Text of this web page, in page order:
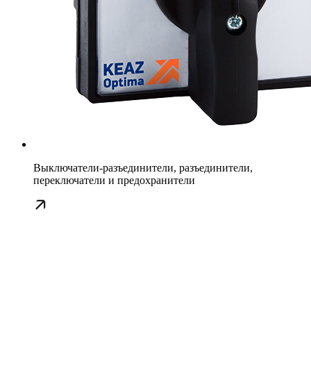
Выключатели-разъединители, разъединители,
переключатели и предохранители